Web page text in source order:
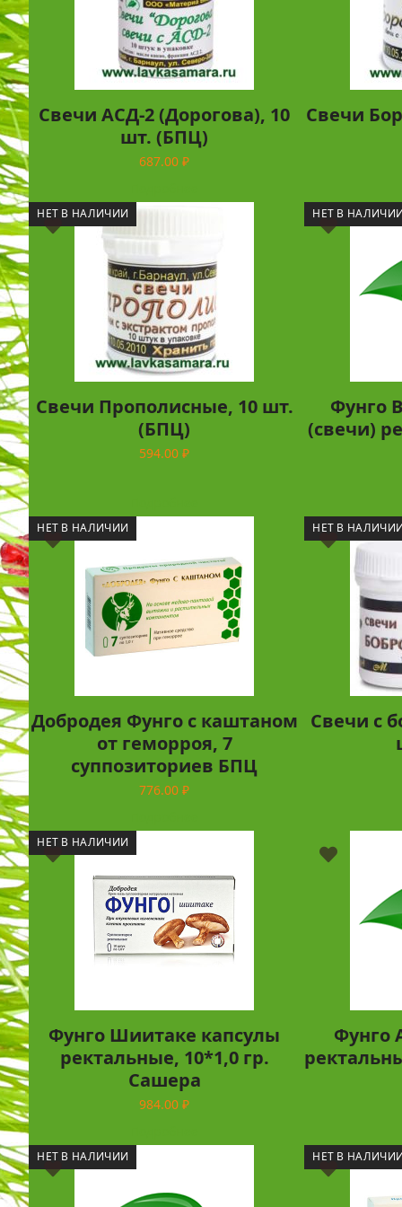
Свечи АСД-2 (Дорогова), 10
шт. (БПЦ)
687.00 ₽
Свечи
НЕТ В НАЛИЧИИ
Свечи Прополисные, 10 шт.
(БПЦ)
594.00 ₽
НЕТ В
Фунго
(свечи)
НЕТ В НАЛИЧИИ
Добродея Фунго с каштаном
от геморроя, 7
суппозиториев БПЦ
776.00 ₽
НЕТ В
Свечи с
НЕТ В НАЛИЧИИ
Фунго Шиитаке капсулы
ректальные, 10*1,0 гр.
Сашера
984.00 ₽
Фунго
НЕТ В НАЛИЧИИ НЕТ В